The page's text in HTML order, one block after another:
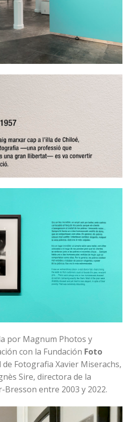
por Magnum Photos y
con la Fundación Foto
de Fotografia Xavier Miserachs,
Sire, directora de la
entre 2003 y 2022.